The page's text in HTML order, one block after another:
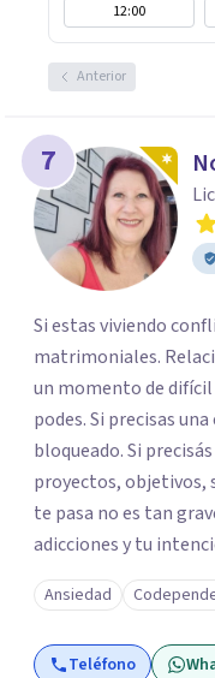
12:00
Anterior
7
Si estas viviendo
matrimoniales.
un momento de difícil
podes. Si precisas
bloqueado. Si
proyectos, objetivos,
te pasa no es tan
adicciones y tu
pasando. No dudes en comunicarte a fin de comenzar a
resolver la situación
Ansiedad
Teléfono